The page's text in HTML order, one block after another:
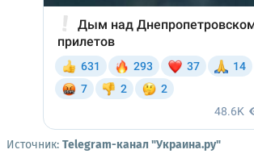
Источник: Telegram-канал "Украина.ру"